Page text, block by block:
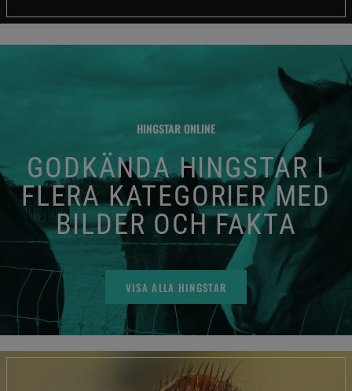
HINGSTAR ONLINE
GODKÄNDA HINGSTAR I
FLERA KATEGORIER MED
BILDER OCH FAKTA
VISA ALLA HINGSTAR